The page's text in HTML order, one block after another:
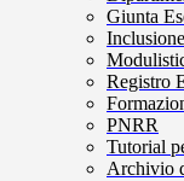
Giunta
Registro
PNRR
Tutorial
Archivio